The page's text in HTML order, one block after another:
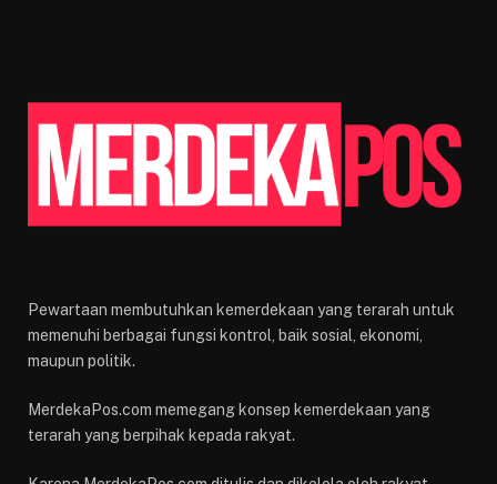
Pewartaan membutuhkan kemerdekaan yang terarah untuk
memenuhi berbagai fungsi kontrol, baik sosial, ekonomi,
maupun politik.
MerdekaPos.com memegang konsep kemerdekaan yang
terarah yang berpihak kepada rakyat.